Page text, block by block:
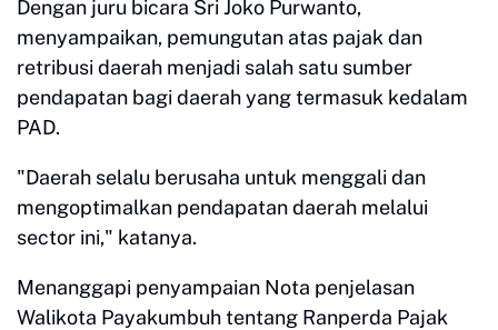
Dengan juru bicara Sri Joko Purwanto,
menyampaikan, pemungutan atas pajak dan
retribusi daerah menjadi salah satu sumber
pendapatan bagi daerah yang termasuk kedalam
PAD.
"Daerah selalu berusaha untuk menggali dan
mengoptimalkan pendapatan daerah melalui
sector ini," katanya.
Menanggapi penyampaian Nota penjelasan
Walikota Payakumbuh tentang Ranperda Pajak